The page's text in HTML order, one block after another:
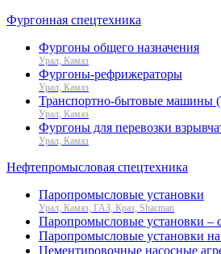
Фургонная спецтехника
Фургоны общего назначения
Урал, Камаз
Фургоны-рефрижераторы
Урал, Камаз
Транспортно-бытовые машины
Урал, Камаз
Фургоны для перевозки
Урал, Камаз
Нефтепромысловая спецтехника
Паропромысловые установки
Урал, Камаз, ГАЗ, Краз, Shacman
Паропромысловые установки –
Паропромысловые установки
Цементировочные насосные